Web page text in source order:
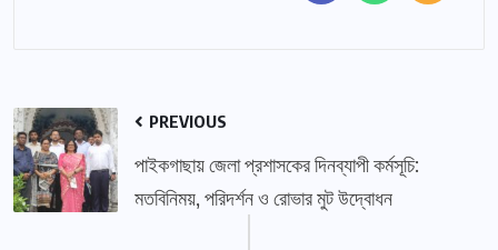
PREVIOUS
পাইকগাছায় জেলা প্রশাসকের দিনব্যাপী কর্মসূচি:
মতবিনিময়, পরিদর্শন ও রোভার মুট উদ্বোধন